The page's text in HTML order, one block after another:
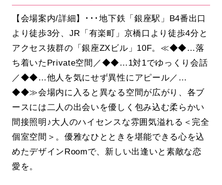
【会場案内/詳細】･･･地下鉄「銀座駅」B4番出口
より徒歩3分、JR「有楽町」京橋口より徒歩4分と
アクセス抜群の「銀座ZXビル」10F。≪◆◆…落
ち着いたPrivate空間／◆◆…1対1でゆっくり会話
／◆◆…他人を気にせず異性にアピール／…
◆◆≫会場内に入ると異なる空間が広がり、各ブ
ースには二人の出会いを優しく包み込む柔らかい
間接照明♪大人のハイセンスな雰囲気溢れる＜完全
個室空間＞。優雅なひとときを堪能できる心を込
めたデザインRoomで、新しい出逢いと素敵な恋
愛を。